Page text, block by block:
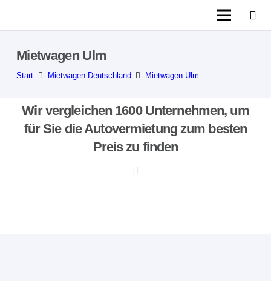
Mietwagen Ulm
Start Mietwagen Deutschland Mietwagen Ulm
Wir vergleichen 1600 Unternehmen, um
für Sie die Autovermietung zum besten
Preis zu finden